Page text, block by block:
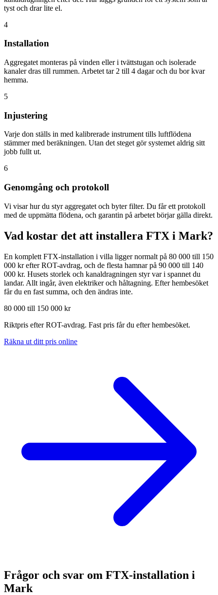
tyst och drar lite el.
4
Installation
Aggregatet monteras på vinden eller i tvättstugan och isolerade
kanaler dras till rummen. Arbetet tar 2 till 4 dagar och du bor kvar
hemma.
5
Injustering
Varje don ställs in med kalibrerade instrument tills luftflödena
stämmer med beräkningen. Utan det steget gör systemet aldrig sitt
jobb fullt ut.
6
Genomgång och protokoll
Vi visar hur du styr aggregatet och byter filter. Du får ett protokoll
med de uppmätta flödena, och garantin på arbetet börjar gälla direkt.
Vad kostar det att installera FTX i Mark?
En komplett FTX-installation i villa ligger normalt på 80 000 till 150
000 kr efter ROT-avdrag, och de flesta hamnar på 90 000 till 140
000 kr. Husets storlek och kanaldragningen styr var i spannet du
landar. Allt ingår, även elektriker och håltagning. Efter hembesöket
får du en fast summa, och den ändras inte.
80 000 till 150 000 kr
Riktpris efter ROT-avdrag. Fast pris får du efter hembesöket.
Räkna ut ditt pris online
Frågor och svar om FTX-installation i
Mark